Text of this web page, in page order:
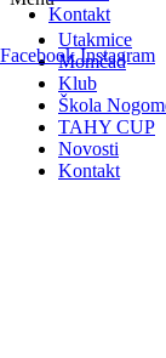
Kontakt
Facebook Instagram
Utakmice
Momčad
Klub
Škola
TAHY CUP
Novosti
Kontakt